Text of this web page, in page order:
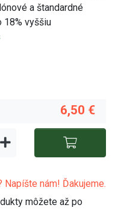
a štandardné
18% vyššiu
6,50 €
nám! Ďakujeme.
môžete až po